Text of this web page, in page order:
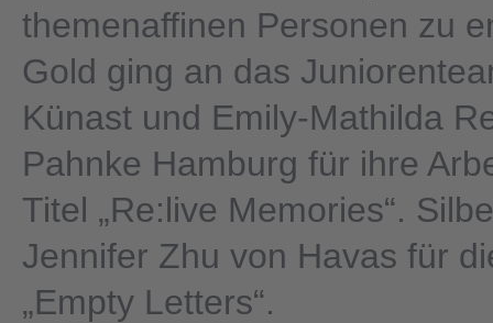
themenaffinen Personen zu
Gold ging an das
Künast und Emily-Mathilda
Pahnke Hamburg für ihre
Titel „Re:live Memories“.
Jennifer Zhu von Havas für
„Empty Letters“.